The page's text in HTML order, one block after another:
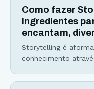
ação de marketing
Como fazer
ingredientes
encantam,
Storytelling é
conhecimento
criamos opiniões, já